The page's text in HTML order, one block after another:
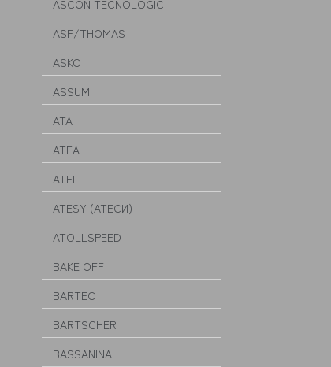
ASCON TECNOLOGIC
ASF/THOMAS
ASKO
ASSUM
ATA
ATEA
ATEL
ATESY (АТЕСИ)
ATOLLSPEED
BAKE OFF
BARTEC
BARTSCHER
BASSANINA